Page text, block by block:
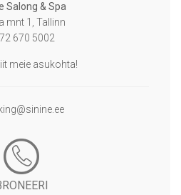
Salong & Spa
mnt 1, Tallinn
670 5002
meie asukohta!